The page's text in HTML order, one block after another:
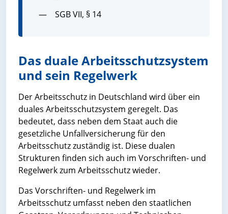
SGB VII, § 14
Das duale Arbeitsschutzsystem
und sein Regelwerk
Der Arbeitsschutz in Deutschland wird über ein
duales Arbeitsschutzsystem geregelt. Das
bedeutet, dass neben dem Staat auch die
gesetzliche Unfallversicherung für den
Arbeitsschutz zuständig ist. Diese dualen
Strukturen finden sich auch im Vorschriften- und
Regelwerk zum Arbeitsschutz wieder.
Das Vorschriften- und Regelwerk im
Arbeitsschutz umfasst neben den staatlichen